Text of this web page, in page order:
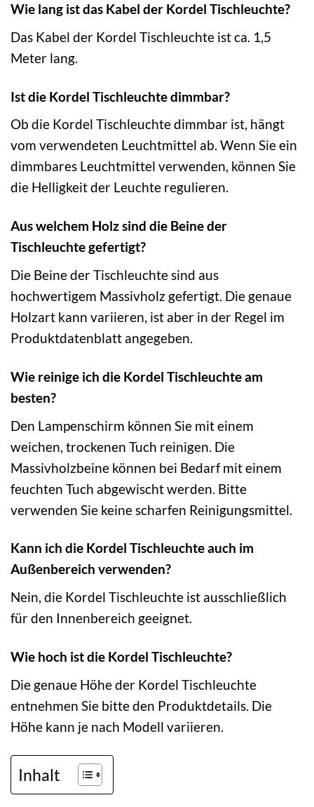
Wie lang ist das Kabel der Kordel Tischleuchte?
Das Kabel der Kordel Tischleuchte ist ca. 1,5
Meter lang.
Ist die Kordel Tischleuchte dimmbar?
Ob die Kordel Tischleuchte dimmbar ist, hängt
vom verwendeten Leuchtmittel ab. Wenn Sie ein
dimmbares Leuchtmittel verwenden, können Sie
die Helligkeit der Leuchte regulieren.
Aus welchem Holz sind die Beine der
Tischleuchte gefertigt?
Die Beine der Tischleuchte sind aus
hochwertigem Massivholz gefertigt. Die genaue
Holzart kann variieren, ist aber in der Regel im
Produktdatenblatt angegeben.
Wie reinige ich die Kordel Tischleuchte am
besten?
Den Lampenschirm können Sie mit einem
weichen, trockenen Tuch reinigen. Die
Massivholzbeine können bei Bedarf mit einem
feuchten Tuch abgewischt werden. Bitte
verwenden Sie keine scharfen Reinigungsmittel.
Kann ich die Kordel Tischleuchte auch im
Außenbereich verwenden?
Nein, die Kordel Tischleuchte ist ausschließlich
für den Innenbereich geeignet.
Wie hoch ist die Kordel Tischleuchte?
Die genaue Höhe der Kordel Tischleuchte
entnehmen Sie bitte den Produktdetails. Die
Höhe kann je nach Modell variieren.
Inhalt